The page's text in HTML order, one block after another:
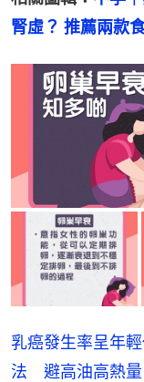
腎虛？ 推薦兩款
乳癌發生率呈年
法 避高油高熱量